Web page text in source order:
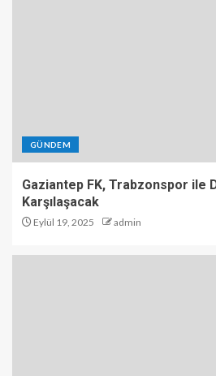
GÜNDEM
Gaziantep FK, Trabzonspor ile
Karşılaşacak
Eylül 19, 2025 admin